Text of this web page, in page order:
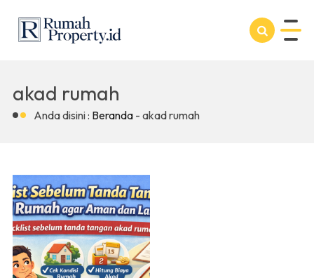
akad rumah
Anda disini : Beranda - akad rumah